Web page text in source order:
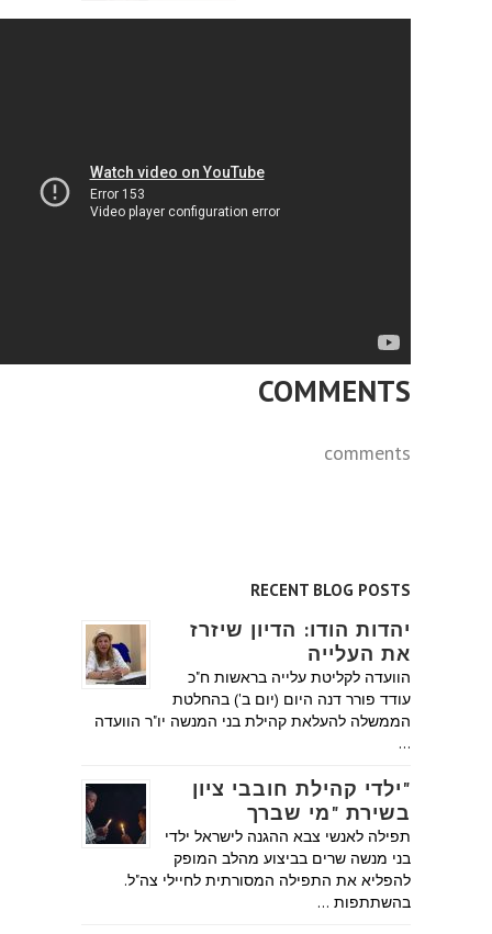
COMMENTS
comments
RECENT BLOG POSTS
יהדות הודו: הדיון שיזרז
את העלייה
הוועדה לקליטת עלייה בראשות ח"כ
עודד פורר דנה היום (יום ב') בהחלטת
הממשלה להעלאת קהילת בני המנשה יו"ר הוועדה
…
"ילדי קהילת חובבי ציון
בשירת "מי שברך
תפילה לאנשי צבא ההגנה לישראל ילדי
בני מנשה שרים בביצוע מהלב המופק
להפליא את התפילה המסורתית לחיילי צה"ל.
בהשתתפות …